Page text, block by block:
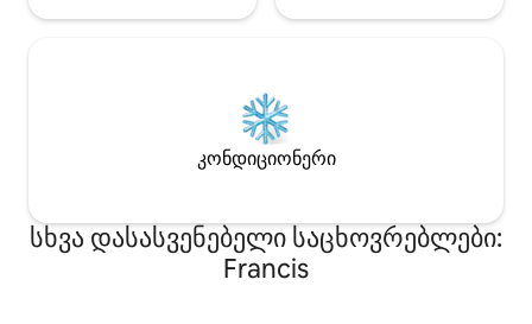
კონდიციონერი
სხვა დასასვენებელი საცხოვრებლები:
Francis